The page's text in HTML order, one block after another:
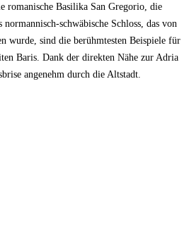
romanische Basilika San Gregorio, die
schwäbische Schloss, das von
wurde, sind die berühmtesten Beispiele für
Baris. Dank der direkten Nähe zur Adria
angenehm durch die Altstadt.